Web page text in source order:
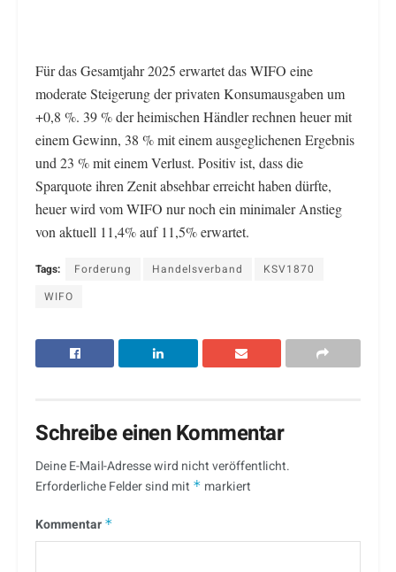
Für das Gesamtjahr 2025 erwartet das WIFO eine
moderate Steigerung der privaten Konsumausgaben um
+0,8 %. 39 % der heimischen Händler rechnen heuer mit
einem Gewinn, 38 % mit einem ausgeglichenen Ergebnis
und 23 % mit einem Verlust. Positiv ist, dass die
Sparquote ihren Zenit absehbar erreicht haben dürfte,
heuer wird vom WIFO nur noch ein minimaler Anstieg
von aktuell 11,4% auf 11,5% erwartet.
Tags: Forderung Handelsverband
KSV1870
WIFO
Schreibe einen Kommentar
Deine E-Mail-Adresse wird nicht veröffentlicht.
Erforderliche Felder sind mit * markiert
Kommentar *